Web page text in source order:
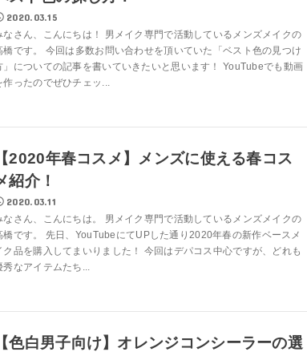
2020.03.15
なさん、こんにちは！ 男メイク専門で活動しているメンズメイクの
橋です。 今回は多数お問い合わせを頂いていた「ベスト色の見つけ
」についての記事を書いていきたいと思います！ YouTubeでも動画
作ったのでぜひチェッ...
2020年春コスメ】メンズに使える春コス
紹介！
2020.03.11
なさん、こんにちは。 男メイク専門で活動しているメンズメイクの
橋です。 先日、YouTubeにてUPした通り2020年春の新作ベースメ
ク品を購入してまいりました！ 今回はデパコス中心ですが、どれも
秀なアイテムたち...
色白男子向け】オレンジコンシーラーの選